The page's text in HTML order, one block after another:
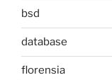
bsd
database
florensia